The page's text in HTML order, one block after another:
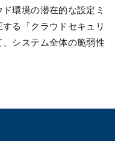
環境の潜在的な設定ミ
る「クラウドセキュリ
システム全体の脆弱性